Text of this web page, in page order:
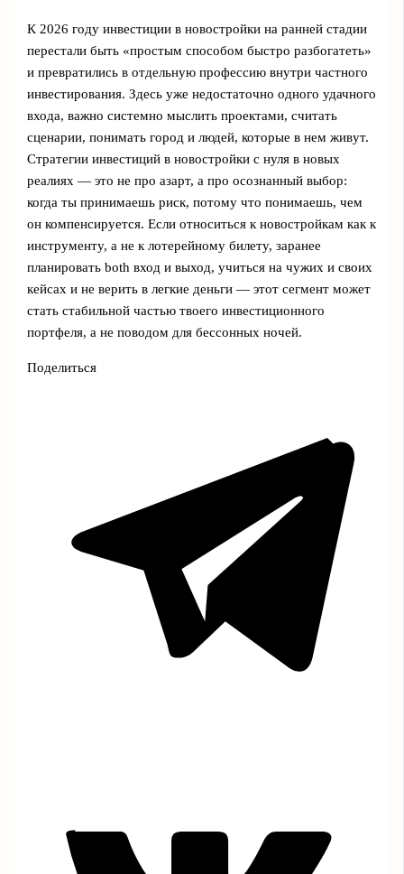
К 2026 году инвестиции в новостройки на ранней стадии
перестали быть «простым способом быстро разбогатеть»
и превратились в отдельную профессию внутри частного
инвестирования. Здесь уже недостаточно одного удачного
входа, важно системно мыслить проектами, считать
сценарии, понимать город и людей, которые в нем живут.
Стратегии инвестиций в новостройки с нуля в новых
реалиях — это не про азарт, а про осознанный выбор:
когда ты принимаешь риск, потому что понимаешь, чем
он компенсируется. Если относиться к новостройкам как к
инструменту, а не к лотерейному билету, заранее
планировать both вход и выход, учиться на чужих и своих
кейсах и не верить в легкие деньги — этот сегмент может
стать стабильной частью твоего инвестиционного
портфеля, а не поводом для бессонных ночей.
Поделиться